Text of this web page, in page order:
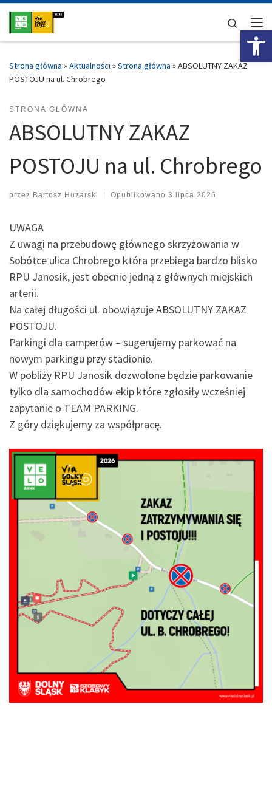
Przejdź do treści
Search
Strona główna »Aktualności »Strona główna »ABSOLUTNY ZAKAZ
POSTOJU na ul. Chrobrego
STRONA GŁÓWNA
ABSOLUTNY ZAKAZ
POSTOJU na ul. Chrobrego
przez Bartosz Huzarski | Opublikowano 3 lipca 2026
UWAGA
Z uwagi na przebudowę głównego skrzyżowania w
Sobótce ulica Chrobrego która przebiega bardzo blisko
RPU Janosik, jest obecnie jedną z głównych miejskich
arterii.
Na całej długości ul. obowiązuje ABSOLUTNY ZAKAZ
POSTOJU.
Parkingi dla camperów – sugerujemy parkować na
nowym parkingu przy stadionie.
W pobliży RPU Janosik dozwolone będzie parkowanie
tylko dla samochodów ekip które zgłosiły wcześniej
zapytanie o TEAM PARKING.
Z góry dziękujemy za współpracę.